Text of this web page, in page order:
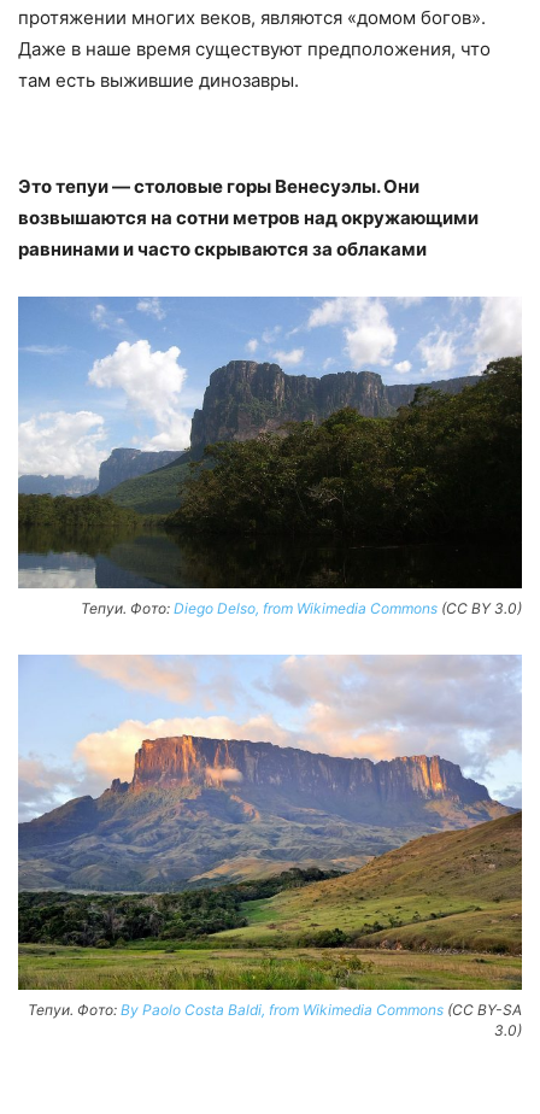
протяжении многих веков, являются «домом богов».
Даже в наше время существуют предположения, что
там есть выжившие динозавры.
Это тепуи — столовые горы Венесуэлы. Они
возвышаются на сотни метров над окружающими
равнинами и часто скрываются за облаками
Тепуи. Фото: Diego Delso, from Wikimedia Commons (CC BY 3.0)
Тепуи. Фото: By Paolo Costa Baldi, from Wikimedia Commons (CC BY-SA
3.0)